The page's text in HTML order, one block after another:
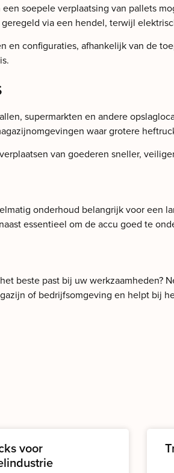
soepele verplaatsing van pallets
via een hendel, terwijl
en configuraties, afhankelijk van de
supermarkten en andere
waar grotere
van goederen sneller,
onderhoud belangrijk voor
essentieel om de accu goed te
beste past bij uw werkzaamheden?
of bedrijfsomgeving en helpt bij
voor